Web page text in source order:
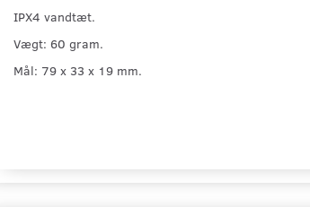
IPX4 vandtæt.
Vægt: 60 gram.
Mål: 79 x 33 x 19 mm.